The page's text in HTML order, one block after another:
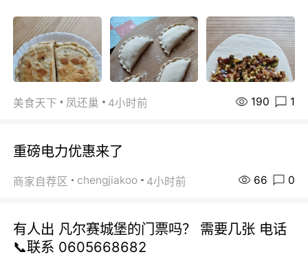
美食天下 凤还巢 4小时前 190 1
重磅电力优惠来了
商家自荐区 chengjiakoo 4小时前 66 0
有人出 凡尔赛城堡的门票吗？ 需要几张 电话
📞联系 0605668682